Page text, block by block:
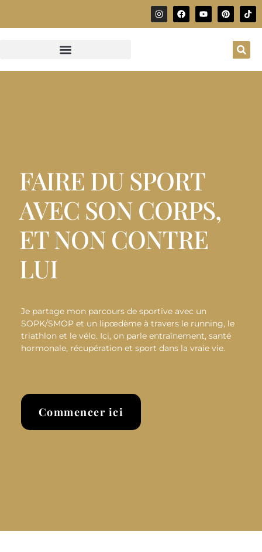
FAIRE DU SPORT
AVEC SON CORPS,
ET NON CONTRE
LUI
Je partage mon parcours de sportive avec un
SOPK/SMOP et un lipœdème à travers le running, le
triathlon et le vélo. Ici, on parle entraînement, santé
hormonale, récupération et sport dans la vraie vie.
Commencer ici